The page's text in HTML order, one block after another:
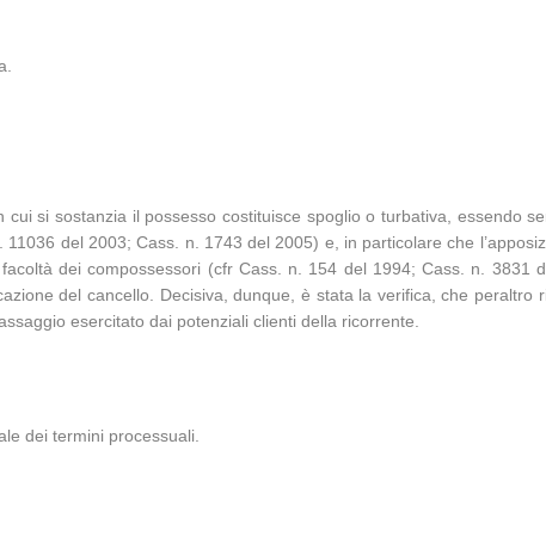
si sostanzia il possesso costituisce spoglio o turbativa, essendo
del 2003; Cass. n. 1743 del 2005) e, in particolare che
dei compossessori (cfr Cass. n. 154 del 1994; Cass. n. 3831
del cancello. Decisiva, dunque, è stata la verifica, che peraltro
esercitato dai potenziali clienti della ricorrente.
dei termini processuali.